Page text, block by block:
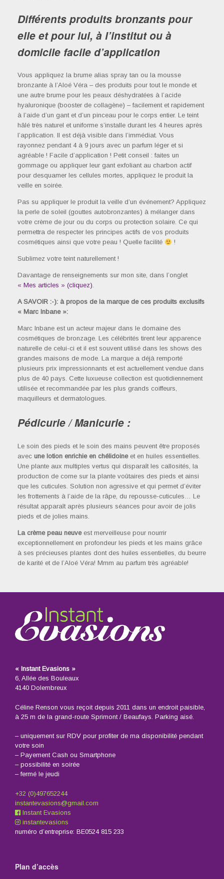
Différents produits bronzants pour
elle et pour lui, à l’institut ou à
domicile facile d’application
Vous appliquez la brume alias spray tan ou la mousse
bronzante à l’Aloé Véra – des produits pour tout le monde et
une autre brume pour les peaux déshydratées à l’acide
hyaluronique (booster de collagène) – facilement et rapidement
à l’aide d’un gant et d’un pinceau pour le corps entier. Le teint
hâlé très naturel et uniforme s’installe durant les 4 heures après
l’application. Il est déjà visible dans l’immédiat. Vous
rayonnez pendant 4 à 9 jours avec un parfum léger et si
agréable ! Facile d’application ! Petit conseil : faites un
gommage ou appliquer leur gant exfoliant au charbon actif
pour desquamer les cellules mortes, appliquez le produit la
veille en soirée.
Pas su appliquer le produit la veille d’un événement? Appliquez
la perle de soleil (gouttes autobronzantes) à mélanger dans
votre crème de jour ou du corps ou protection solaire. Ce qui
permettra de respecter les principes actifs de vos produits
cosmétiques ainsi que votre peau ! Quelle facilité
!
Sublimez votre teint naturellement !
Davantage de renseignements sur mon site, dans l’onglet
« Mes articles » (cliquez).
A SAVOIR :-): à propos de la marque de ces produits exclusifs
« Marc Inbane »:
Marc Inbane est un acteur majeur dans le domaine des
cosmétiques de bronzage. Les célébrités tirent leur apparence
naturelle de celui-ci et il est souvent utilisé dans les shows des
grandes maisons de mode. La marque a déjà remporté
plusieurs prix impressionnants et est actuellement vendue dans
plus de 40 pays. Cette luxueuse collection est quotidiennement
utilisée et recommandée par les plus grands coiffeurs,
maquilleurs et dermatologues.
Pédicurie / Manicurie :
Le soin des pieds et le soin des mains peuvent être proposés
avec une lotion enrichie en chélidoineet en huiles essentielles.
Une plante aux multiples vertus qui disparaît les callosités, la
production de corne sur la plante voûtaires des pieds et ainsi
que les cuticules. Solution non agressive et qui permet d’éviter
les frottements à l’aide de la râpe, du repousse-cuticules… Le
résultat apparaît après plusieurs séances pour avoir de jolis
pieds et de jolies mains.
La crème peau neuveest merveilleuse pour nourrir
exceptionnellement en profondeur les pieds et les mains grâce
à ses précieuses plantes dont des huiles essentielles, du beurre
de karité et de l’Aloé Véra! Mmm au parfum très agréable!
« Instant Evasions »
6, Allée des Bouleaux
4140 Dolembreux
Céline Renson vous reçoit depuis 2011 dans un endroit paisible,
à 25 m de la grand-route Sprimont / Beaufays. Parking aisé.
– uniquement sur RDV pour profiter de ma disponibilité pendant
votre soin
– Payement Cash ou Smartphone
– possibilité en soirée
– fermé le jeudi
+32 (0)497652244
instantevasions@gmail.com
Instant Evasions
instantevasions
numéro d’entreprise: BE0524 815 233
Plan d’accès